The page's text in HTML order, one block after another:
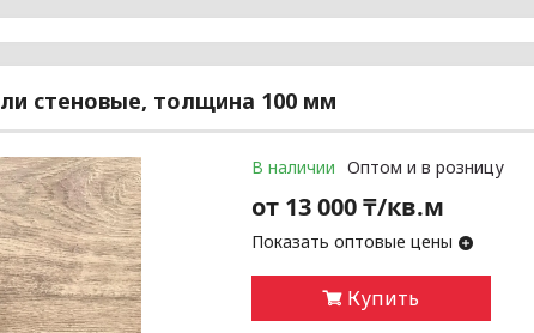
стеновые, толщина 100 мм
В наличии Оптом и в розницу
от 13 000 ₸/кв.м
Показать оптовые цены
Купить